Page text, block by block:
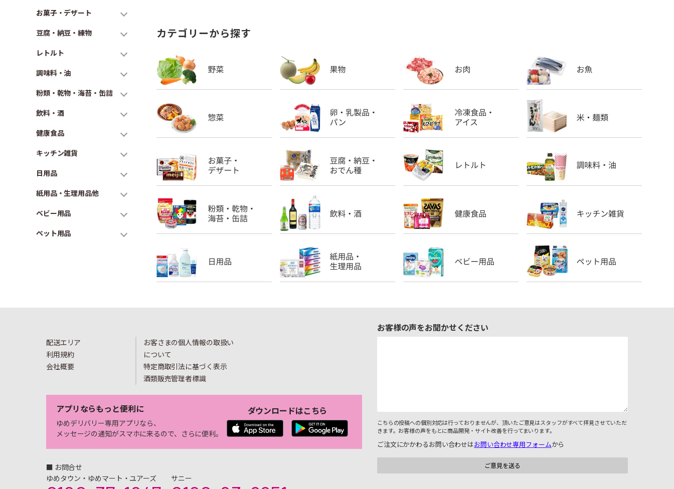
お菓子・デザート
豆腐・納豆・練物
レトルト
調味料・油
粉類・乾物・海苔・缶詰
飲料・酒
健康食品
キッチン雑貨
日用品
紙用品・生理用品他
ベビー用品
ペット用品
カテゴリーから探す
配送エリア
利用規約
会社概要
お客さまの個人情報の取扱い
について
特定商取引法に基づく表示
酒類販売管理者標識
アプリならもっと便利に
ゆめデリバリー専用アプリなら、
メッセージの通知がスマホに来るので、さらに便利。
ダウンロードはこちら
■ お問合せ
ゆめタウン・ゆめマート・ユアーズ
サニー
お客様の声をお聞かせください
こちらの投稿への個別対応は行っておりませんが、頂いたご意見はスタッフがすべて拝見させていただ
きます。お客様の声をもとに商品開発・サイト改善を行ってまいります。
ご注文にかかわるお問い合わせはお問い合わせ専用フォームから